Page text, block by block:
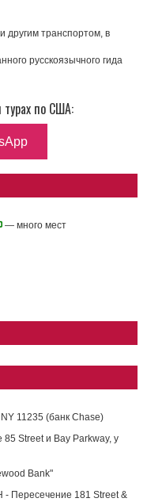
другим транспортом, в
русскоязычного гида
турах по США:
— много мест
11235 (банк Chase)
Street и Bay Parkway, у
Bank"
181 Street &